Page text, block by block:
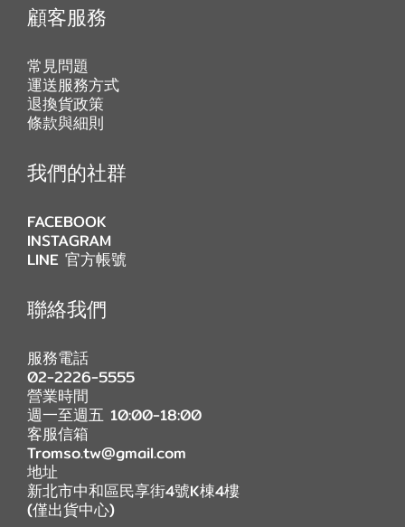
顧客服務
常見問題
運送服務方式
退換貨政策
條款與細則
我們的社群
FACEBOOK
INSTAGRAM
LINE 官方帳號
聯絡我們
服務電話
02-2226-5555
營業時間
週一至週五 10:00-18:00
客服信箱
Tromso.tw@gmail.com
地址
新北市中和區民享街4號K棟4樓
(僅出貨中心)